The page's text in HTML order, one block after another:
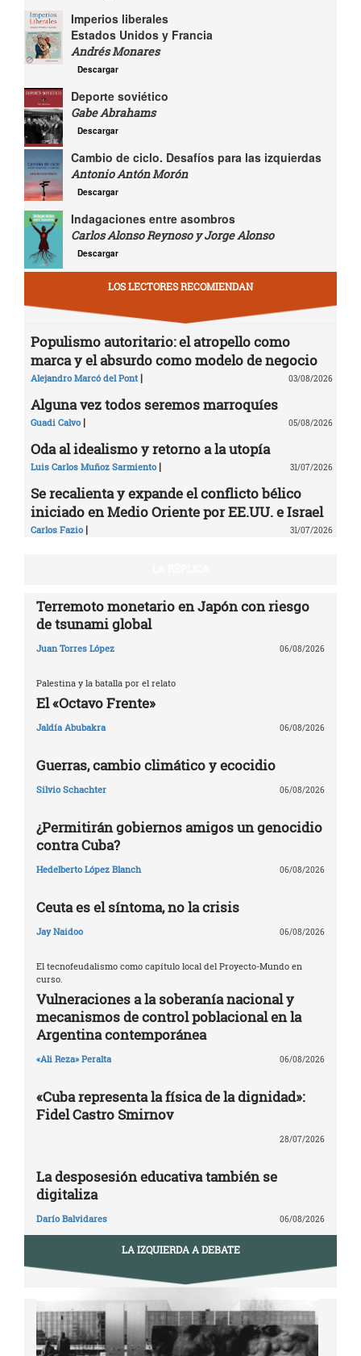
Imperios liberales
Estados Unidos y Francia
Andrés Monares
Descargar
Deporte soviético
Gabe Abrahams
Descargar
Cambio de ciclo. Desafíos para las izquierdas
Antonio Antón Morón
Descargar
Indagaciones entre asombros
Carlos Alonso Reynoso y Jorge Alonso
Descargar
LOS LECTORES RECOMIENDAN
Populismo autoritario: el atropello como
marca y el absurdo como modelo de negocio
Alejandro Marcó del Pont | 03/08/2026
Alguna vez todos seremos marroquíes
Guadi Calvo | 05/08/2026
Oda al idealismo y retorno a la utopía
Luis Carlos Muñoz Sarmiento | 31/07/2026
Se recalienta y expande el conflicto bélico
iniciado en Medio Oriente por EE.UU. e Israel
Carlos Fazio | 31/07/2026
Terremoto monetario en Japón con riesgo
de tsunami global
Juan Torres López 06/08/2026
Palestina y la batalla por el relato
El «Octavo Frente»
Jaldía Abubakra 06/08/2026
Guerras, cambio climático y ecocidio
Silvio Schachter 06/08/2026
¿Permitirán gobiernos amigos un genocidio
contra Cuba?
Hedelberto López Blanch 06/08/2026
Ceuta es el síntoma, no la crisis
Jay Naidoo 06/08/2026
El tecnofeudalismo como capítulo local del Proyecto-Mundo en
curso.
Vulneraciones a la soberanía nacional y
mecanismos de control poblacional en la
Argentina contemporánea
«Ali Reza» Peralta 06/08/2026
«Cuba representa la física de la dignidad»:
Fidel Castro Smirnov
28/07/2026
La desposesión educativa también se
digitaliza
Darío Balvidares 06/08/2026
LA IZQUIERDA A DEBATE